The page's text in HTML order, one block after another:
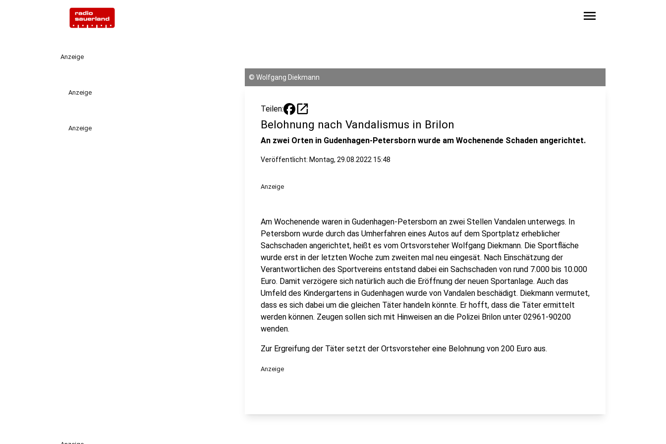
menu
Anzeige
Anzeige
Anzeige
© Wolfgang Diekmann
Teilen: open_in_new
Belohnung nach Vandalismus in Brilon
An zwei Orten in Gudenhagen-Petersborn wurde am Wochenende Schaden angerichtet.
Veröffentlicht: Montag, 29.08.2022 15:48
Anzeige
Am Wochenende waren in Gudenhagen-Petersborn an zwei Stellen Vandalen unterwegs. In
Petersborn wurde durch das Umherfahren eines Autos auf dem Sportplatz erheblicher
Sachschaden angerichtet, heißt es vom Ortsvorsteher Wolfgang Diekmann. Die Sportfläche
wurde erst in der letzten Woche zum zweiten mal neu eingesät. Nach Einschätzung der
Verantwortlichen des Sportvereins entstand dabei ein Sachschaden von rund 7.000 bis 10.000
Euro. Damit verzögere sich natürlich auch die Eröffnung der neuen Sportanlage. Auch das
Umfeld des Kindergartens in Gudenhagen wurde von Vandalen beschädigt. Diekmann vermutet,
dass es sich dabei um die gleichen Täter handeln könnte. Er hofft, dass die Täter ermittelt
werden können. Zeugen sollen sich mit Hinweisen an die Polizei Brilon unter 02961-90200
wenden.
Zur Ergreifung der Täter setzt der Ortsvorsteher eine Belohnung von 200 Euro aus.
Anzeige